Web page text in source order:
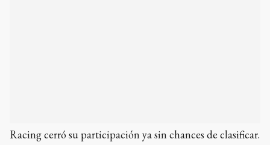
a 0 a un modesto Independiente Petrolero de